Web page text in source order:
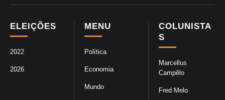
COLUNISTA
S
Marcellus
Campêlo
Fred Melo
MENU
Política
Economia
Mundo
ELEIÇÕES
2022
2026